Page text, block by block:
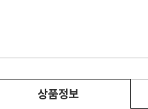
상품정보